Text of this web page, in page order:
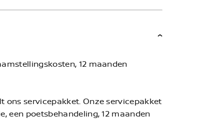
12 maanden
ons servicepakket. Onze servicepakket
een poetsbehandeling, 12 maanden